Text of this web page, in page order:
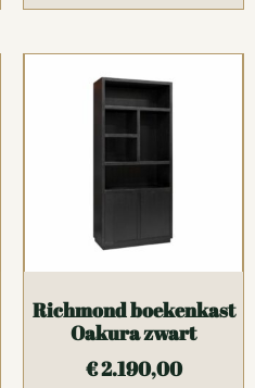
Richmond boekenkast
Oakura zwart
€2.190,00